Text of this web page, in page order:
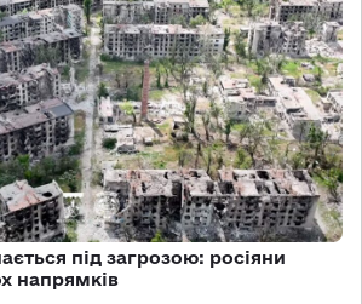
під загрозою: росіяни
напрямків